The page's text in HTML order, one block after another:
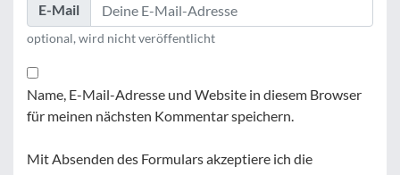
E-Mail
optional, wird nicht veröffentlicht
Name, E-Mail-Adresse und Website in diesem Browser
für meinen nächsten Kommentar speichern.
Mit Absenden des Formulars akzeptiere ich die